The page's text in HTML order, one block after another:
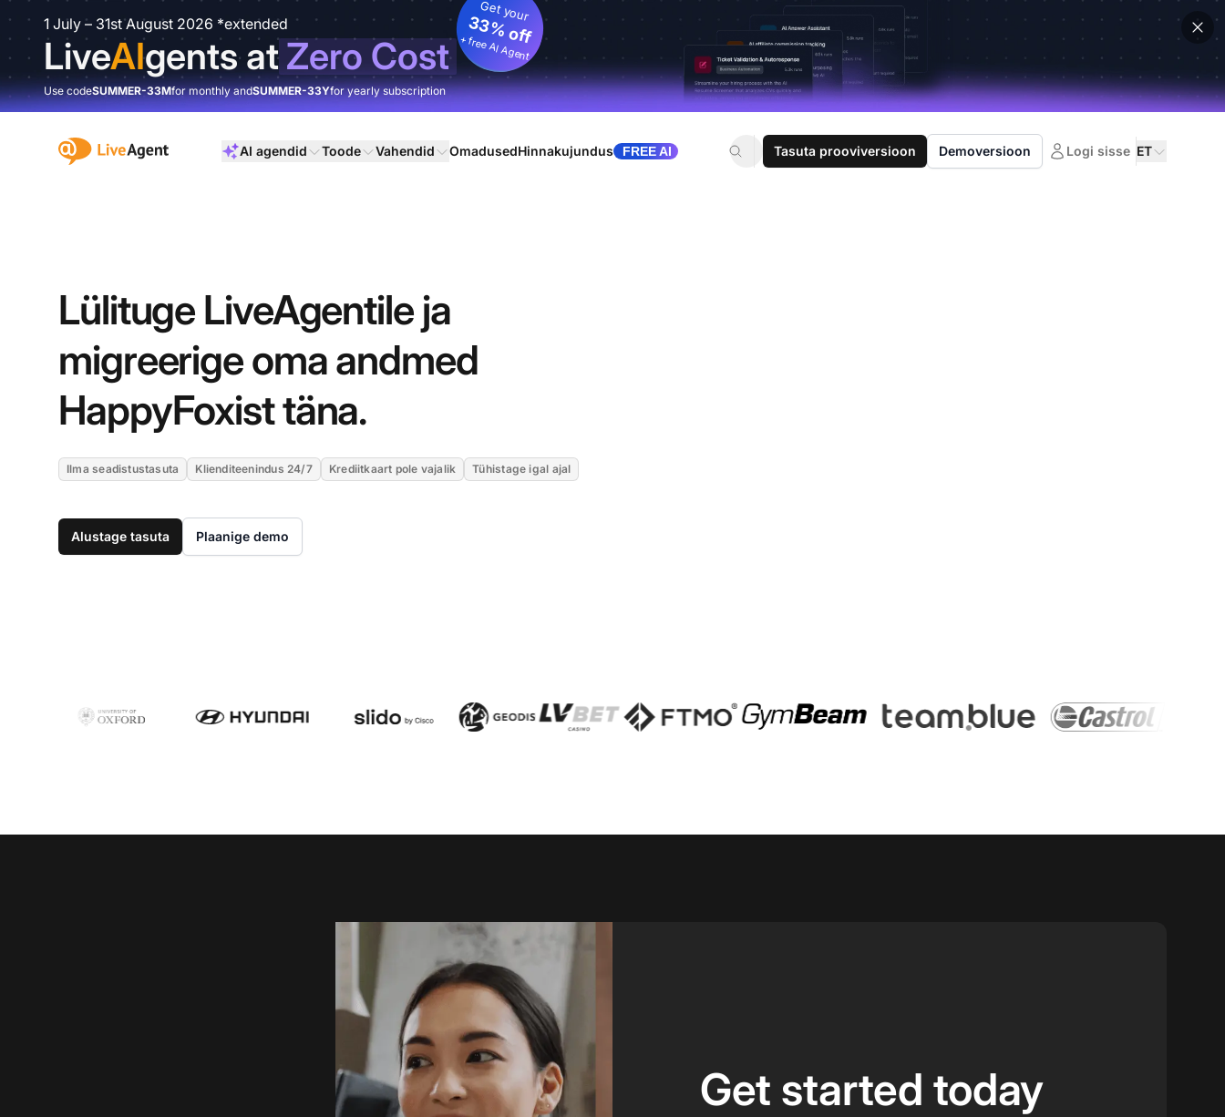
1 July – 31st August 2026 *extended
LiveAIgents atZero Cost
Get your
33% off
+ free AI Agent
Use codeSUMMER-33Mfor monthly andSUMMER-33Yfor yearly subscription
:site.title AI agendid Toode Vahendid OmadusedHinnakujundus FREE AI Tasuta prooviversioon Demoversioon Logi sisse ET
Lülituge LiveAgentile ja
migreerige oma andmed
HappyFoxist täna.
Ilma seadistustasuta Klienditeenindus 24/7 Krediitkaart pole vajalik Tühistage igal ajal
Alustage tasuta Plaanige demo
Get started today